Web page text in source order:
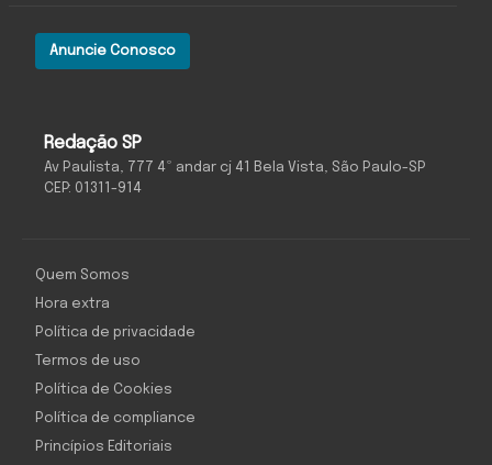
Redação SP
Av Paulista, 777 4º andar cj 41 Bela Vista, São Paulo-SP
CEP: 01311-914
Anuncie Conosco
Quem Somos
Hora extra
Política de privacidade
Termos de uso
Política de Cookies
Política de compliance
Princípios Editoriais